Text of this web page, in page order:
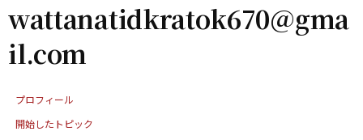
ム
wattanatidkratok670@gma
il.com
プロフィール
開始したトピック